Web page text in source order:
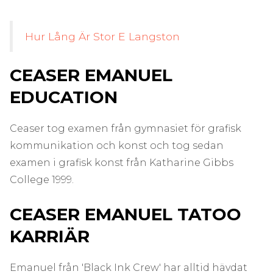
Hur Lång Är Stor E Langston
CEASER EMANUEL
EDUCATION
Ceaser tog examen från gymnasiet för grafisk
kommunikation och konst och tog sedan
examen i grafisk konst från Katharine Gibbs
College 1999.
CEASER EMANUEL TATOO
KARRIÄR
Emanuel från 'Black Ink Crew' har alltid hävdat